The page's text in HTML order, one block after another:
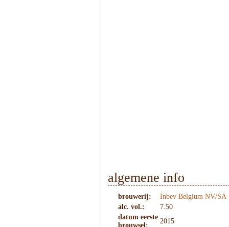
algemene info
brouwerij:
Inbev Belgium NV/SA
alc. vol.:
7.50
datum eerste
brouwsel:
2015